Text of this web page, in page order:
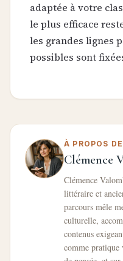
adaptée à votre
le plus efficace
les grandes lignes
possibles sont
À PROPOS
Clémence
Clémence
littéraire et
parcours mêle
culturelle,
contenus
comme pratique